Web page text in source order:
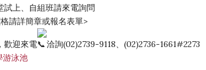
上、自組班請來電詢問
請詳簡章或報名表單>
歡迎來電
洽詢(02)2739-9118、(02)2736-1661#2273
泳池